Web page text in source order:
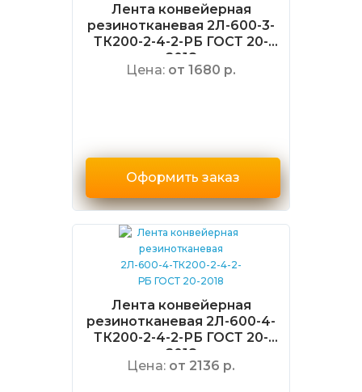
Лента конвейерная
резинотканевая 2Л-600-3-
ТК200-2-4-2-РБ ГОСТ 20-
2018
Цена: от 1680 р.
Оформить заказ
Лента конвейерная
резинотканевая 2Л-600-4-
ТК200-2-4-2-РБ ГОСТ 20-
2018
Цена: от 2136 р.